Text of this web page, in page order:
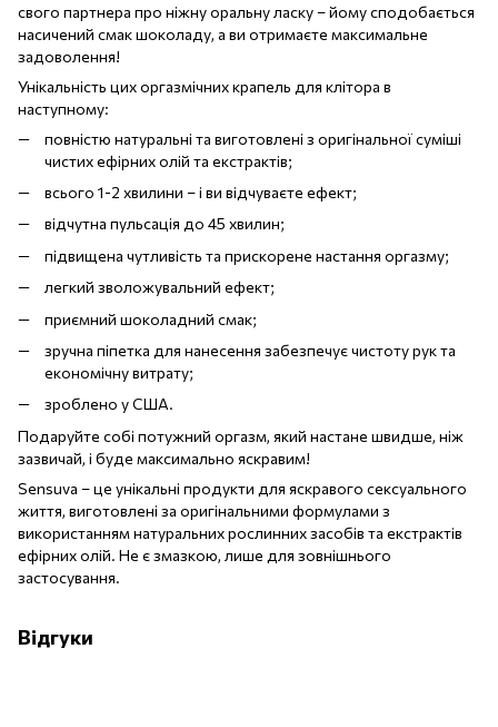
свого партнера про ніжну оральну ласку – йому сподобається
насичений смак шоколаду, а ви отримаєте максимальне
задоволення!
Унікальність цих оргазмічних крапель для клітора в
наступному:
повністю натуральні та виготовлені з оригінальної суміші
чистих ефірних олій та екстрактів;
всього 1-2 хвилини – і ви відчуваєте ефект;
відчутна пульсація до 45 хвилин;
підвищена чутливість та прискорене настання оргазму;
легкий зволожувальний ефект;
приємний шоколадний смак;
зручна піпетка для нанесення забезпечує чистоту рук та
економічну витрату;
зроблено у США.
Подаруйте собі потужний оргазм, який настане швидше, ніж
зазвичай, і буде максимально яскравим!
Sensuva – це унікальні продукти для яскравого сексуального
життя, виготовлені за оригінальними формулами з
використанням натуральних рослинних засобів та екстрактів
ефірних олій. Не є змазкою, лише для зовнішнього
застосування.
Відгуки